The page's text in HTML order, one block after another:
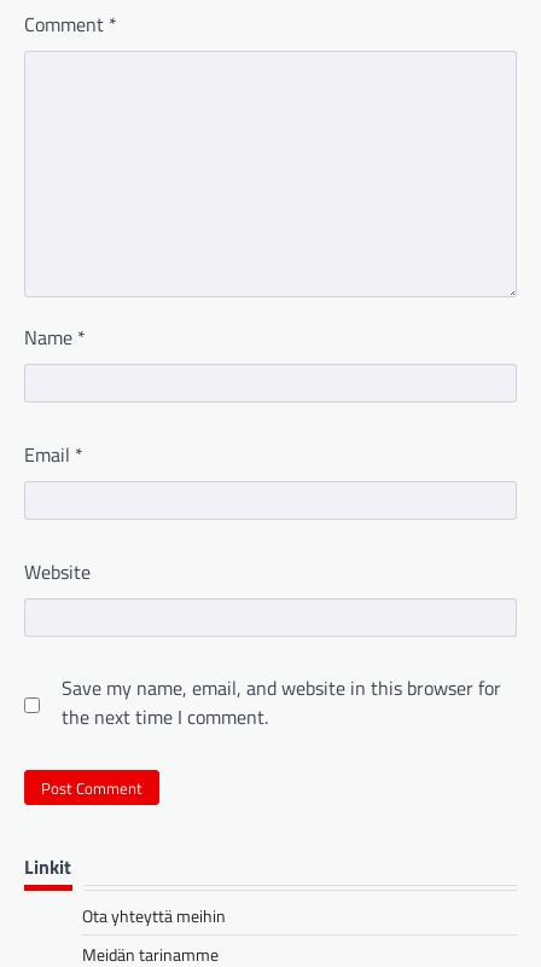
Comment *
Name *
Email *
Website
Save my name, email, and website in this browser for
the next time I comment.
Linkit
Ota yhteyttä meihin
Meidän tarinamme